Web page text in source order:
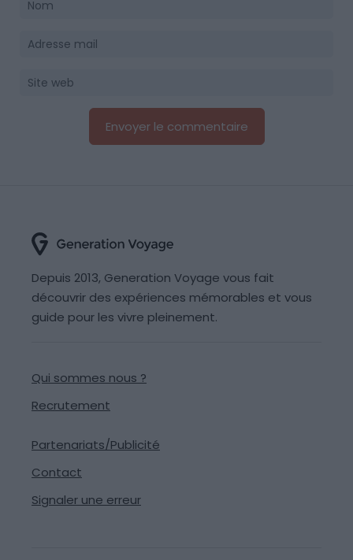
Depuis 2013, Generation Voyage vous fait
découvrir des expériences mémorables et vous
guide pour les vivre pleinement.
Qui sommes nous ?
Recrutement
Partenariats/Publicité
Contact
Signaler une erreur